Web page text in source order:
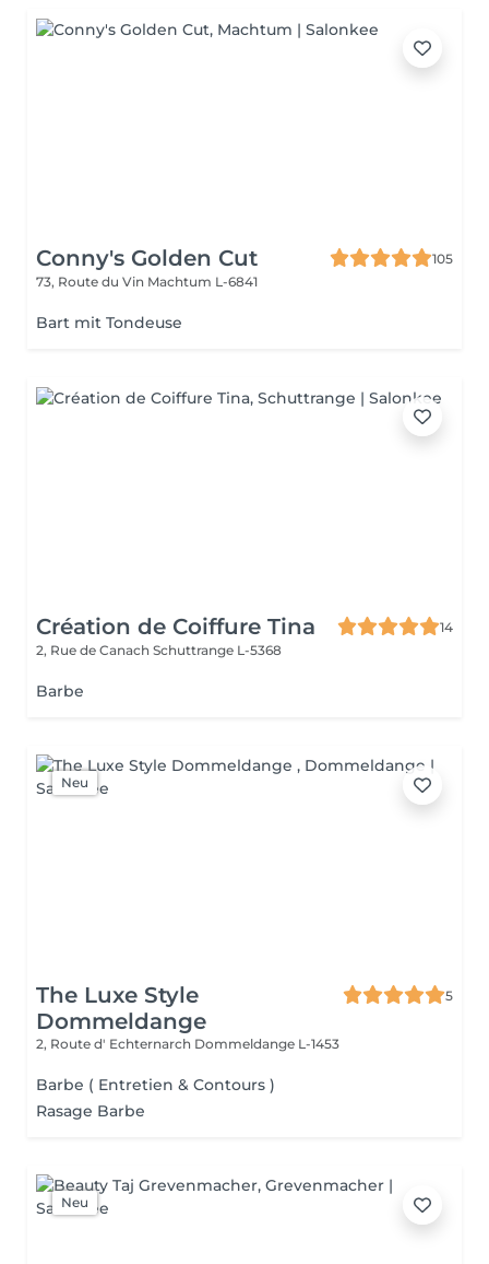
Conny's Golden Cut
105
73, Route du Vin Machtum L-6841
Bart mit Tondeuse
Création de Coiffure Tina
14
2, Rue de Canach Schuttrange L-5368
Barbe
Neu
The Luxe Style
Dommeldange
5
2, Route d' Echternarch Dommeldange L-1453
Barbe ( Entretien & Contours )
Rasage Barbe
Neu